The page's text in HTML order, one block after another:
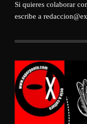
Si quieres colaborar
escribe a